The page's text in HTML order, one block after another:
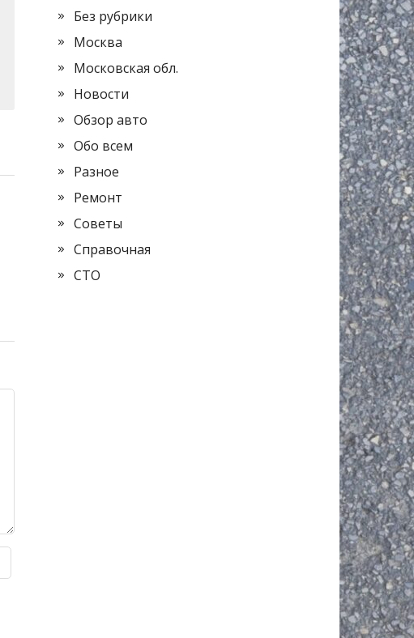
Без рубрики
Москва
Московская обл.
Новости
Обзор авто
Обо всем
Разное
Ремонт
Советы
Справочная
СТО